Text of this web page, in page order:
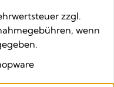
zzgl.
wenn